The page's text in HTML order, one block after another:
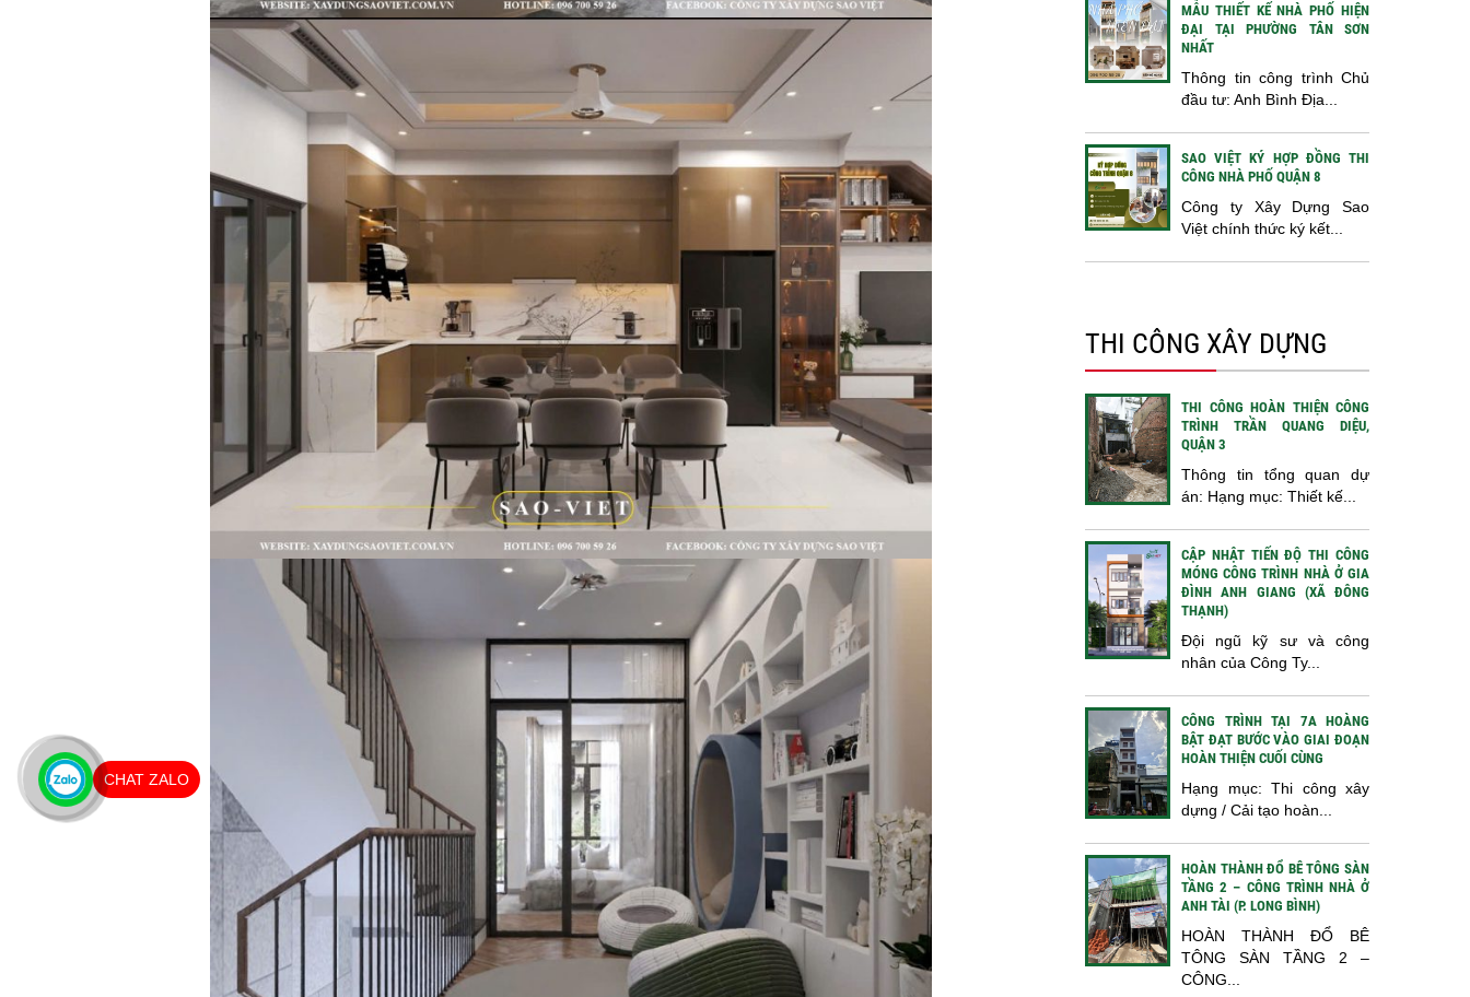
MẪU THIẾT KẾ NHÀ PHỐ HIỆN
ĐẠI TẠI PHƯỜNG TÂN SƠN
NHẤT
Thông tin công trình Chủ
đầu tư: Anh Bình Địa...
SAO VIỆT KÝ HỢP ĐỒNG THI
CÔNG NHÀ PHỐ QUẬN 8
Công ty Xây Dựng Sao
Việt chính thức ký kết...
THI CÔNG XÂY DỰNG
THI CÔNG HOÀN THIỆN CÔNG
TRÌNH TRẦN QUANG DIỆU,
QUẬN 3
Thông tin tổng quan dự
án: Hạng mục: Thiết kế...
CẬP NHẬT TIẾN ĐỘ THI CÔNG
MÓNG CÔNG TRÌNH NHÀ Ở GIA
ĐÌNH ANH GIANG (XÃ ĐÔNG
THẠNH)
Đội ngũ kỹ sư và công
nhân của Công Ty...
CÔNG TRÌNH TẠI 7A HOÀNG
BẬT ĐẠT BƯỚC VÀO GIAI ĐOẠN
HOÀN THIỆN CUỐI CÙNG
Hạng mục: Thi công xây
dựng / Cải tạo hoàn...
HOÀN THÀNH ĐỔ BÊ TÔNG SÀN
TẦNG 2 – CÔNG TRÌNH NHÀ Ở
ANH TÀI (P. LONG BÌNH)
HOÀN THÀNH ĐỔ BÊ
TÔNG SÀN TẦNG 2 –
CÔNG...
CHAT ZALO